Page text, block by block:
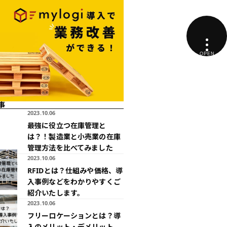
2023.10.06
最強に役立つ在庫管理と
は？！製造業と小売業の在庫
管理方法を比べてみました
2023.10.06
RFIDとは？仕組みや価格、導
入事例などをわかりやすくご
紹介いたします。
2023.10.06
フリーロケーションとは？導